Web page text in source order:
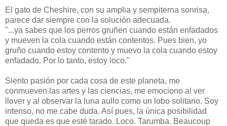
El gato de Cheshire, con su amplia y sempiterna sonrisa,
parece dar siempre con la solución adecuada.
"...ya sabes que los perros gruñen cuando están enfadados
y mueven la cola cuando están contentos. Pues bien, yo
gruño cuando estoy contento y muevo la cola cuando estoy
enfadado. Por lo tanto, estoy loco."
Siento pasión por cada cosa de este planeta, me
conmueven las artes y las ciencias, me emociono al ver
llover y al observar la luna aullo como un lobo solitario. Soy
intenso, no me cabe duda. Así pues, la única posibilidad
que queda es que esté tarado. Loco. Tarumba. Beaucoup